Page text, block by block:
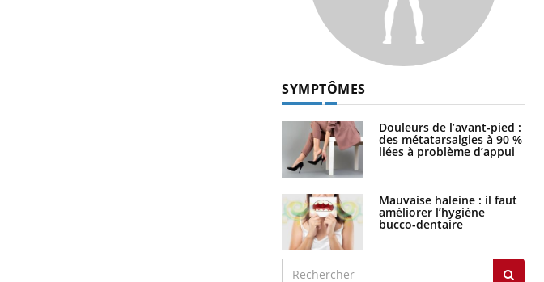
SYMPTÔMES
Douleurs de l’avant-pied :
des métatarsalgies à 90 %
liées à problème d’appui
Mauvaise haleine : il faut
améliorer l’hygiène
bucco-dentaire